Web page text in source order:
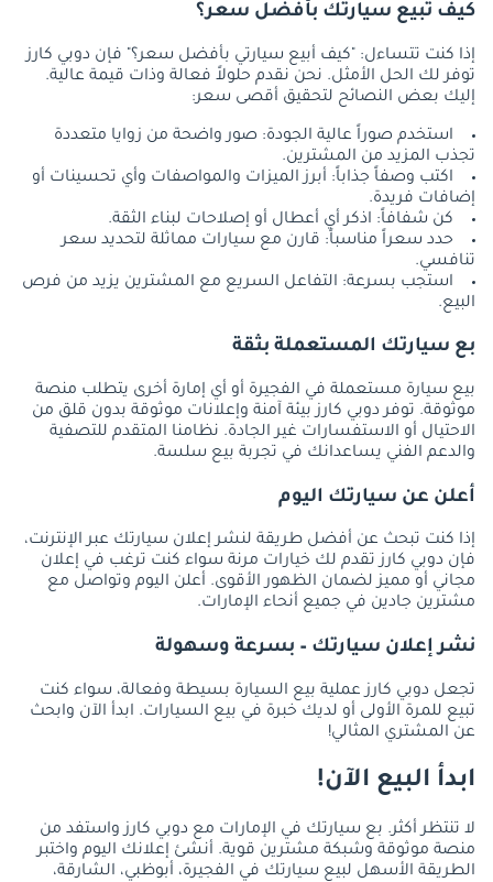
كيف تبيع سيارتك بأفضل سعر؟
إذا كنت تتساءل: "كيف أبيع سيارتي بأفضل سعر؟" فإن دوبي كارز
توفر لك الحل الأمثل. نحن نقدم حلولاً فعالة وذات قيمة عالية.
إليك بعض النصائح لتحقيق أقصى سعر:
استخدم صوراً عالية الجودة: صور واضحة من زوايا متعددة
تجذب المزيد من المشترين.
اكتب وصفاً جذاباً: أبرز الميزات والمواصفات وأي تحسينات أو
إضافات فريدة.
كن شفافاً: اذكر أي أعطال أو إصلاحات لبناء الثقة.
حدد سعراً مناسباً: قارن مع سيارات مماثلة لتحديد سعر
تنافسي.
استجب بسرعة: التفاعل السريع مع المشترين يزيد من فرص
البيع.
بع سيارتك المستعملة بثقة
بيع سيارة مستعملة في الفجيرة أو أي إمارة أخرى يتطلب منصة
موثوقة. توفر دوبي كارز بيئة آمنة وإعلانات موثوقة بدون قلق من
الاحتيال أو الاستفسارات غير الجادة. نظامنا المتقدم للتصفية
والدعم الفني يساعدانك في تجربة بيع سلسة.
أعلن عن سيارتك اليوم
إذا كنت تبحث عن أفضل طريقة لنشر إعلان سيارتك عبر الإنترنت،
فإن دوبي كارز تقدم لك خيارات مرنة سواء كنت ترغب في إعلان
مجاني أو مميز لضمان الظهور الأقوى. أعلن اليوم وتواصل مع
مشترين جادين في جميع أنحاء الإمارات.
نشر إعلان سيارتك – بسرعة وسهولة
تجعل دوبي كارز عملية بيع السيارة بسيطة وفعالة، سواء كنت
تبيع للمرة الأولى أو لديك خبرة في بيع السيارات. ابدأ الآن وابحث
عن المشتري المثالي!
ابدأ البيع الآن!
لا تنتظر أكثر. بع سيارتك في الإمارات مع دوبي كارز واستفد من
منصة موثوقة وشبكة مشترين قوية. أنشئ إعلانك اليوم واختبر
الطريقة الأسهل لبيع سيارتك في الفجيرة، أبوظبي، الشارقة،